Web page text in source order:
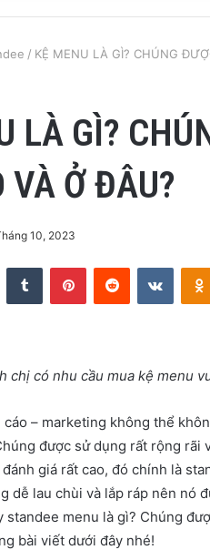
/ KỆ MENU LÀ GÌ? CHÚNG
LÀ GÌ?
VÀ Ở ĐÂU?
10, 2023
Tumblr PinterestReddit
chị có nhu cầu mua kệ menu
– marketing không thể
được sử dụng rất rộng rãi
giá rất cao, đó chính là
dễ lau chùi và lắp ráp nên nó
standee menu là gì? Chúng
bài viết dưới đây nhé!